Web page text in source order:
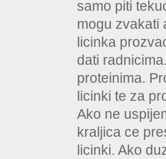
samo piti
mogu zvakati
licinka
dati
proteinima.
licinki te za
Ako ne
kraljica ce
licinki. Ako